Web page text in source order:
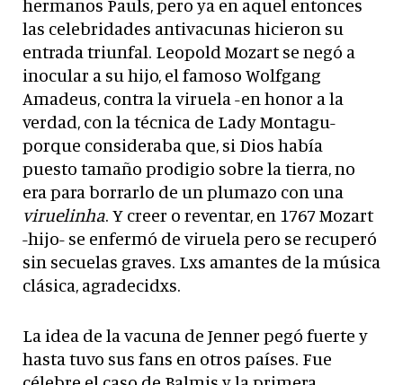
hermanos Pauls, pero ya en aquel entonces
las celebridades antivacunas hicieron su
entrada triunfal. Leopold Mozart se negó a
inocular a su hijo, el famoso Wolfgang
Amadeus, contra la viruela -en honor a la
verdad, con la técnica de Lady Montagu-
porque consideraba que, si Dios había
puesto tamaño prodigio sobre la tierra, no
era para borrarlo de un plumazo con una
viruelinha. Y creer o reventar, en 1767 Mozart
-hijo- se enfermó de viruela pero se recuperó
sin secuelas graves. Lxs amantes de la música
clásica, agradecidxs.
La idea de la vacuna de Jenner pegó fuerte y
hasta tuvo sus fans en otros países. Fue